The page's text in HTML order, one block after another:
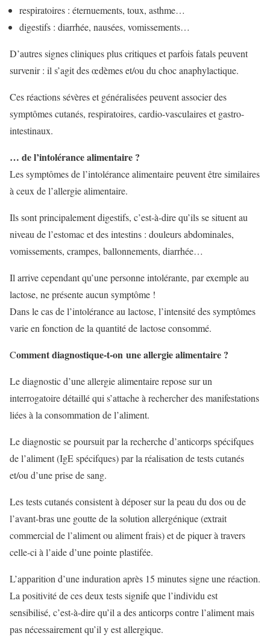
respiratoires : éternuements, toux, asthme…
digestifs : diarrhée, nausées, vomissements…
D’autres signes cliniques plus critiques et parfois fatals peuvent
survenir : il s’agit des œdèmes et/ou du choc anaphylactique.
Ces réactions sévères et généralisées peuvent associer des
symptômes cutanés, respiratoires, cardio-vasculaires et gastro-
intestinaux.
… de l’intolérance alimentaire ?
Les symptômes de l’intolérance alimentaire peuvent être similaires
à ceux de l’allergie alimentaire.
Ils sont principalement digestifs, c’est-à-dire qu’ils se situent au
niveau de l’estomac et des intestins : douleurs abdominales,
vomissements, crampes, ballonnements, diarrhée…
Il arrive cependant qu’une personne intolérante, par exemple au
lactose, ne présente aucun symptôme !
Dans le cas de l’intolérance au lactose, l’intensité des symptômes
varie en fonction de la quantité de lactose consommé.
Comment diagnostique-t-on une allergie alimentaire ?
Le diagnostic d’une allergie alimentaire repose sur un
interrogatoire détaillé qui s’attache à rechercher des manifestations
liées à la consommation de l’aliment.
Le diagnostic se poursuit par la recherche d’anticorps spécifques
de l’aliment (IgE spécifques) par la réalisation de tests cutanés
et/ou d’une prise de sang.
Les tests cutanés consistent à déposer sur la peau du dos ou de
l’avant-bras une goutte de la solution allergénique (extrait
commercial de l’aliment ou aliment frais) et de piquer à travers
celle-ci à l’aide d’une pointe plastifée.
L’apparition d’une induration après 15 minutes signe une réaction.
La positivité de ces deux tests signife que l’individu est
sensibilisé, c’est-à-dire qu’il a des anticorps contre l’aliment mais
pas nécessairement qu’il y est allergique.